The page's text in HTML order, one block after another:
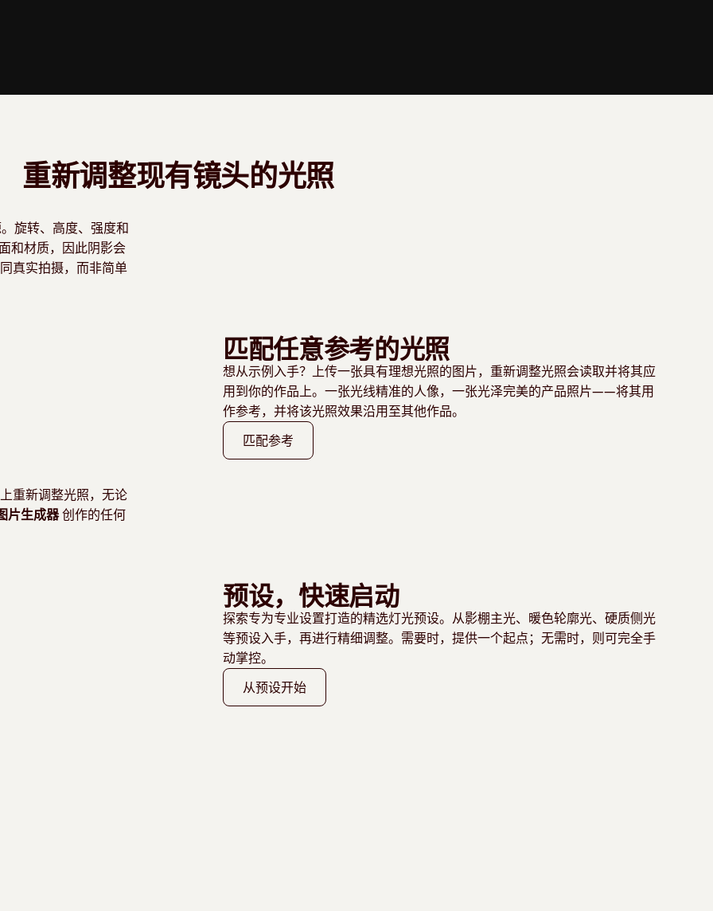
重新调整现有镜头的光照
旋转、高度、强度和
和材质，因此阴影会
真实拍摄，而非简单
匹配任意参考的光照
想从示例入手？上传一张具有理想光照的图片，重新调整光照会读取并将其应
用到你的作品上。一张光线精准的人像，一张光泽完美的产品照片——将其用
作参考，并将该光照效果沿用至其他作品。
匹配参考
重新调整光照，无论
片生成器创作的任何
预设，快速启动
探索专为专业设置打造的精选灯光预设。从影棚主光、暖色轮廓光、硬质侧光
等预设入手，再进行精细调整。需要时，提供一个起点；无需时，则可完全手
动掌控。
从预设开始